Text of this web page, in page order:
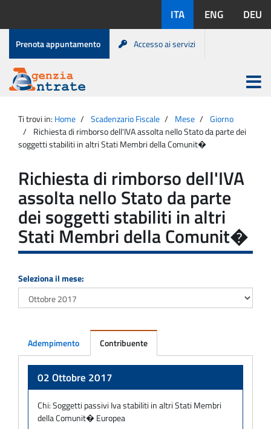
contenuto
disponibili:
ITA ENG DEU
Menu
di
servizio
Prenota appuntamento Accesso ai servizi
Agenzia
Entrate
Apri
menu
principale
Ti trovi in: Home Scadenzario Fiscale Mese
Giorno
Richiesta di rimborso dell'IVA assolta nello Stato da parte dei
soggetti stabiliti in altri Stati Membri della Comunit�
Richiesta di rimborso dell'IVA
assolta nello Stato da parte
dei soggetti stabiliti in altri
Stati Membri della Comunit�
Seleziona il mese:
Adempimento Contribuente
02 Ottobre 2017
Chi:Soggetti passivi Iva stabiliti in altri Stati Membri
della Comunit� Europea